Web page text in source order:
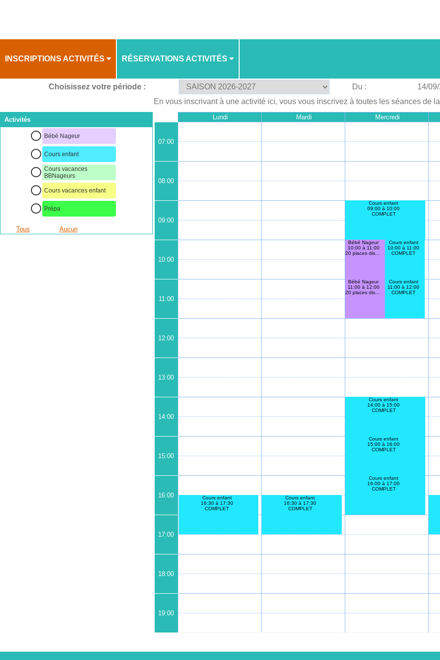
INSCRIPTIONS ACTIVITÉS RÉSERVATIONS ACTIVITÉS
PLANNING
Choisissez votre période : Du : 14/
En vous inscrivant à une activité ici, vous vous inscrivez à toutes les séances de
Activités
Bébé Nageur
Cours enfant
Cours vacances
BBNageurs
Cours vacances enfant
Prépa
Tous Aucun
Lundi Mardi Mercredi
07:00
08:00
09:00
10:00
11:00
12:00
13:00
14:00
15:00
16:00
17:00
18:00
19:00
Cours enfant
16:30 à 17:30
COMPLET
Cours enfant
16:30 à 17:30
COMPLET
Cours enfant
09:00 à 10:00
COMPLET
Bébé Nageur
10:00 à 11:00
20 places disponibles
Cours enfant
10:00 à 11:00
COMPLET
Bébé Nageur
11:00 à 12:00
20 places disponibles
Cours enfant
11:00 à 12:00
COMPLET
Cours enfant
14:00 à 15:00
COMPLET
Cours enfant
15:00 à 16:00
COMPLET
Cours enfant
16:00 à 17:00
COMPLET